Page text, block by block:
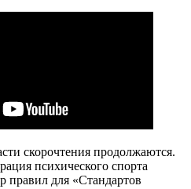
скорочтения продолжаются.
психического спорта
правил для «Стандартов